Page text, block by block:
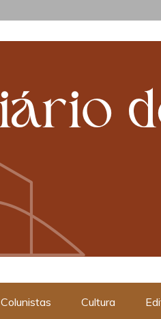
Colunistas Cultura